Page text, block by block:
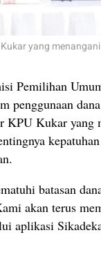
yang
Pemilihan
penggunaan
KPU Kukar yang
batasan
akan terus
aplikasi